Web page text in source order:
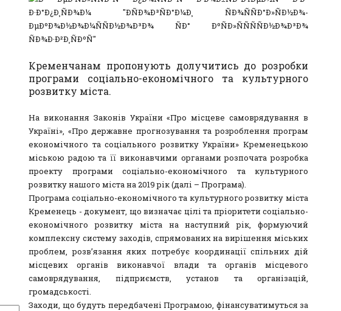
Кременчанам пропонують долучитись до розробки
програми соціально-економічного та культурного
розвитку міста.
На виконання Законів України «Про місцеве самоврядування в
Україні», «Про державне прогнозування та розроблення програм
економічного та соціального розвитку України» Кременецькою
міською радою та її виконавчими органами розпочата розробка
проекту програми соціально-економічного та культурного
розвитку нашого міста на 2019 рік (далі – Програма).
Програма соціально-економічного та культурного розвитку міста
Кременець - документ, що визначає цілі та пріоритети соціально-
економічного розвитку міста на наступний рік, формуючий
комплексну систему заходів, спрямованих на вирішення міських
проблем, розв’язання яких потребує координації спільних дій
місцевих органів виконавчої влади та органів місцевого
самоврядування, підприємств, установ та організацій,
громадськості.
Заходи, що будуть передбачені Програмою, фінансуватимуться за